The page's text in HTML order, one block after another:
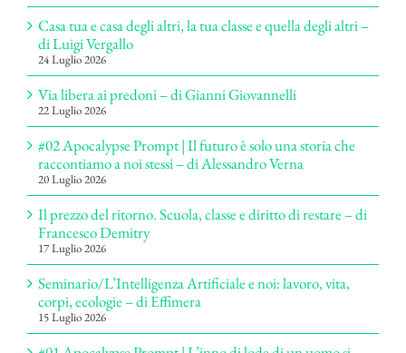
Casa tua e casa degli altri, la tua classe e quella degli altri –
di Luigi Vergallo
24 Luglio 2026
Via libera ai predoni – di Gianni Giovannelli
22 Luglio 2026
#02 Apocalypse Prompt | Il futuro è solo una storia che
raccontiamo a noi stessi – di Alessandro Verna
20 Luglio 2026
Il prezzo del ritorno. Scuola, classe e diritto di restare – di
Francesco Demitry
17 Luglio 2026
Seminario/L’Intelligenza Artificiale e noi: lavoro, vita,
corpi, ecologie – di Effimera
15 Luglio 2026